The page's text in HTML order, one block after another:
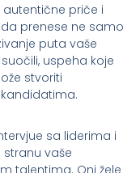
priče i
prenese ne samo
puta vaše
uspeha koje
stvoriti
sa liderima i
vaše
talentima. Oni žele